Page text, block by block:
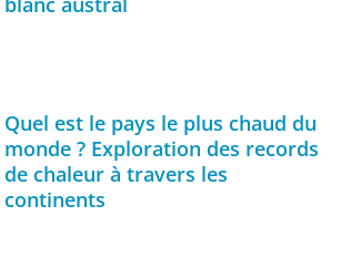
Quel est le pays le plus chaud du
monde ? Exploration des records
de chaleur à travers les
continents